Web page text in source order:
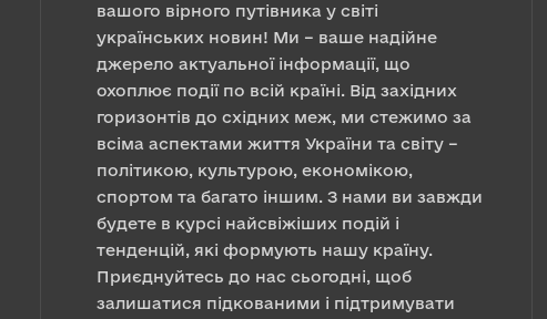
вашого вірного путівника у світі
українських новин! Ми – ваше надійне
джерело актуальної інформації, що
охоплює події по всій країні. Від західних
горизонтів до східних меж, ми стежимо за
всіма аспектами життя України та світу –
політикою, культурою, економікою,
спортом та багато іншим. З нами ви завжди
будете в курсі найсвіжіших подій і
тенденцій, які формують нашу країну.
Приєднуйтесь до нас сьогодні, щоб
залишатися підкованими і підтримувати